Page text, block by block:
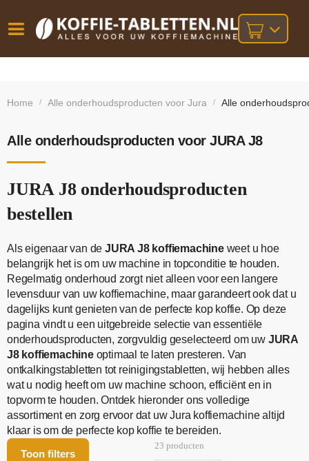
besteld,
bij orders
Home / Alle onderhoudsproducten voor Jura / Alle
Alle onderhoudsproducten voor JURA J8
JURA J8 onderhoudsproducten
bestellen
Als eigenaar van de JURA J8 koffiemachineweet u hoe
belangrijk het is om uw machine in topconditie te houden.
Regelmatig onderhoud zorgt niet alleen voor een langere
levensduur van uw koffiemachine, maar garandeert ook dat u
dagelijks kunt genieten van de perfecte kop koffie. Op deze
pagina vindt u een uitgebreide selectie van essentiële
onderhoudsproducten, zorgvuldig geselecteerd om uw JURA
J8 koffiemachineoptimaal te laten presteren. Van
ontkalkingstabletten tot reinigingstabletten, wij hebben alles
wat u nodig heeft om uw machine schoon, efficiënt en in
topvorm te houden. Ontdek hieronder ons volledige
assortiment en zorg ervoor dat uw Jura koffiemachine altijd
klaar is om de perfecte kop koffie te bereiden.
Toon filters
23 producten